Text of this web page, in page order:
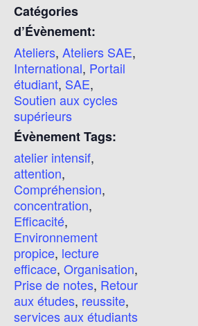
Catégories
d’Évènement:
Ateliers, Ateliers SAE,
International, Portail
étudiant, SAE,
Soutien aux cycles
supérieurs
Évènement Tags:
atelier intensif,
attention,
Compréhension,
concentration,
Efficacité,
Environnement
propice, lecture
efficace, Organisation,
Prise de notes, Retour
aux études, reussite,
services aux étudiants